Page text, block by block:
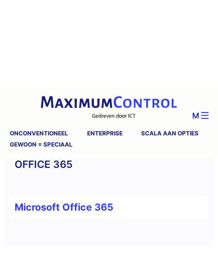
ONCONVENTIONEEL ENTERPRISE
SCALA AAN OPTIES
GEWOON = SPECIAAL
M
OFFICE 365
Microsoft Office 365